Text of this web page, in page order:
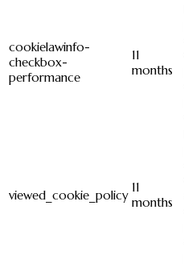
cookielawinfo-
checkbox-
performance
11
months
viewed_cookie_policy
11
months